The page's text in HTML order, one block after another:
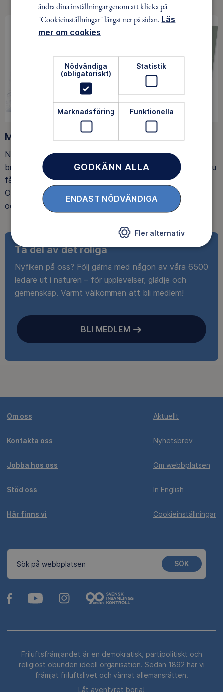
Medlemsförmåner
När du blir medlem får du Magasin Friluftsliv i din
brevlåda, med tips, tester och inspirerande reportage. Du
får också fina rabatter, som upp till 25% rabatt på
Outnorth och 20 % rabatt på utvalda boenden och ski-
och spårpass hos Idre Fjäll.
Ta del av det roliga
Nyfiken på oss? Följ gärna med någon av våra 6500
ledare ut i naturen – för upplevelser, glädje och
gemenskap. Varmt välkommen att bli medlem!
BLI MEDLEM
Om oss
Kontakta oss
Jobba hos oss
Stöd oss
Här finns vi
Aktuellt
Nyhetsbrev
Om webbplatsen
In English
Cookieinställningar
Sök på webbplatsen SÖK
Friluftsfrämjandet är en demokratisk, partipolitiskt och
religiöst obunden ideell organisation. Sedan 1892 har vi
främjat friluftslivet och värnat allemansrätten.
Låt äventyret börja!
ändra dina inställningar genom att klicka på
"Cookieinställningar" längst ner på sidan. Läs
mer om cookies
Nödvändiga
(obligatoriskt)
Statistik
Marknadsföring Funktionella
GODKÄNN ALLA
ENDAST NÖDVÄNDIGA
Fler alternativ